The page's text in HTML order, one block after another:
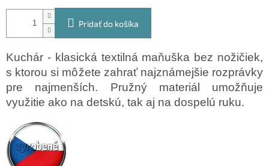
Pridať do košíka
Kuchár - klasická textilná maňuška bez nožičiek,
s ktorou si môžete zahrať najznámejšie rozprávky
pre najmenších. Pružný materiál umožňuje
využitie ako na detskú, tak aj na dospelú ruku.